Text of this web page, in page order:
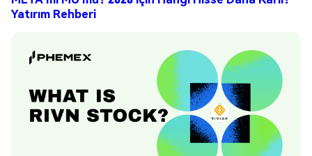
Yatırım Rehberi